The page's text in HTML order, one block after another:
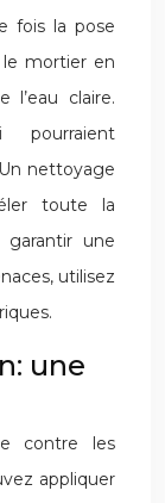
fois la pose
mortier en
claire.
nettoyage
toute la
une
utilisez
une
contre les
appliquer